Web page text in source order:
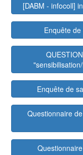
[DABM - infocoll]
Enquête
Enquête de
Questionnaire